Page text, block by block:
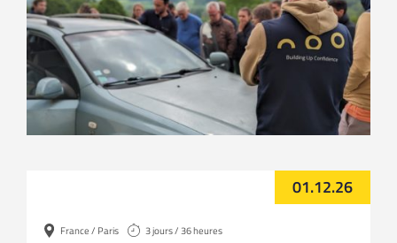
01.12.26
France / Paris 3 jours / 36 heures